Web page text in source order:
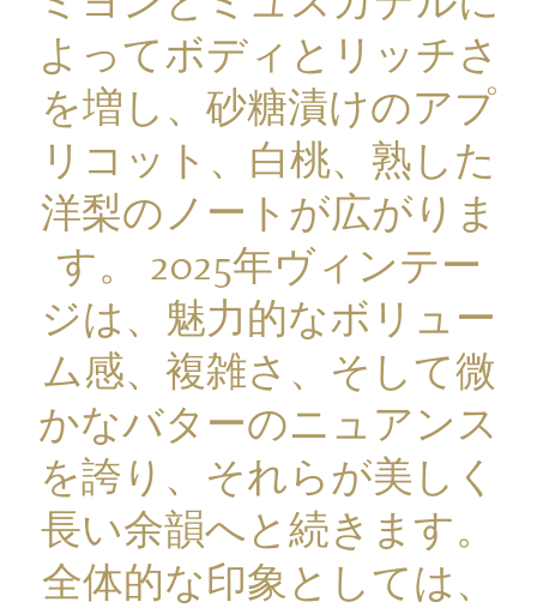
よってボディとリッチさ
を増し、砂糖漬けのアプ
リコット、白桃、熟した
洋梨のノートが広がりま
す。 2025年ヴィンテー
ジは、魅力的なボリュー
ム感、複雑さ、そして微
かなバターのニュアンス
を誇り、それらが美しく
長い余韻へと続きます。
全体的な印象としては、